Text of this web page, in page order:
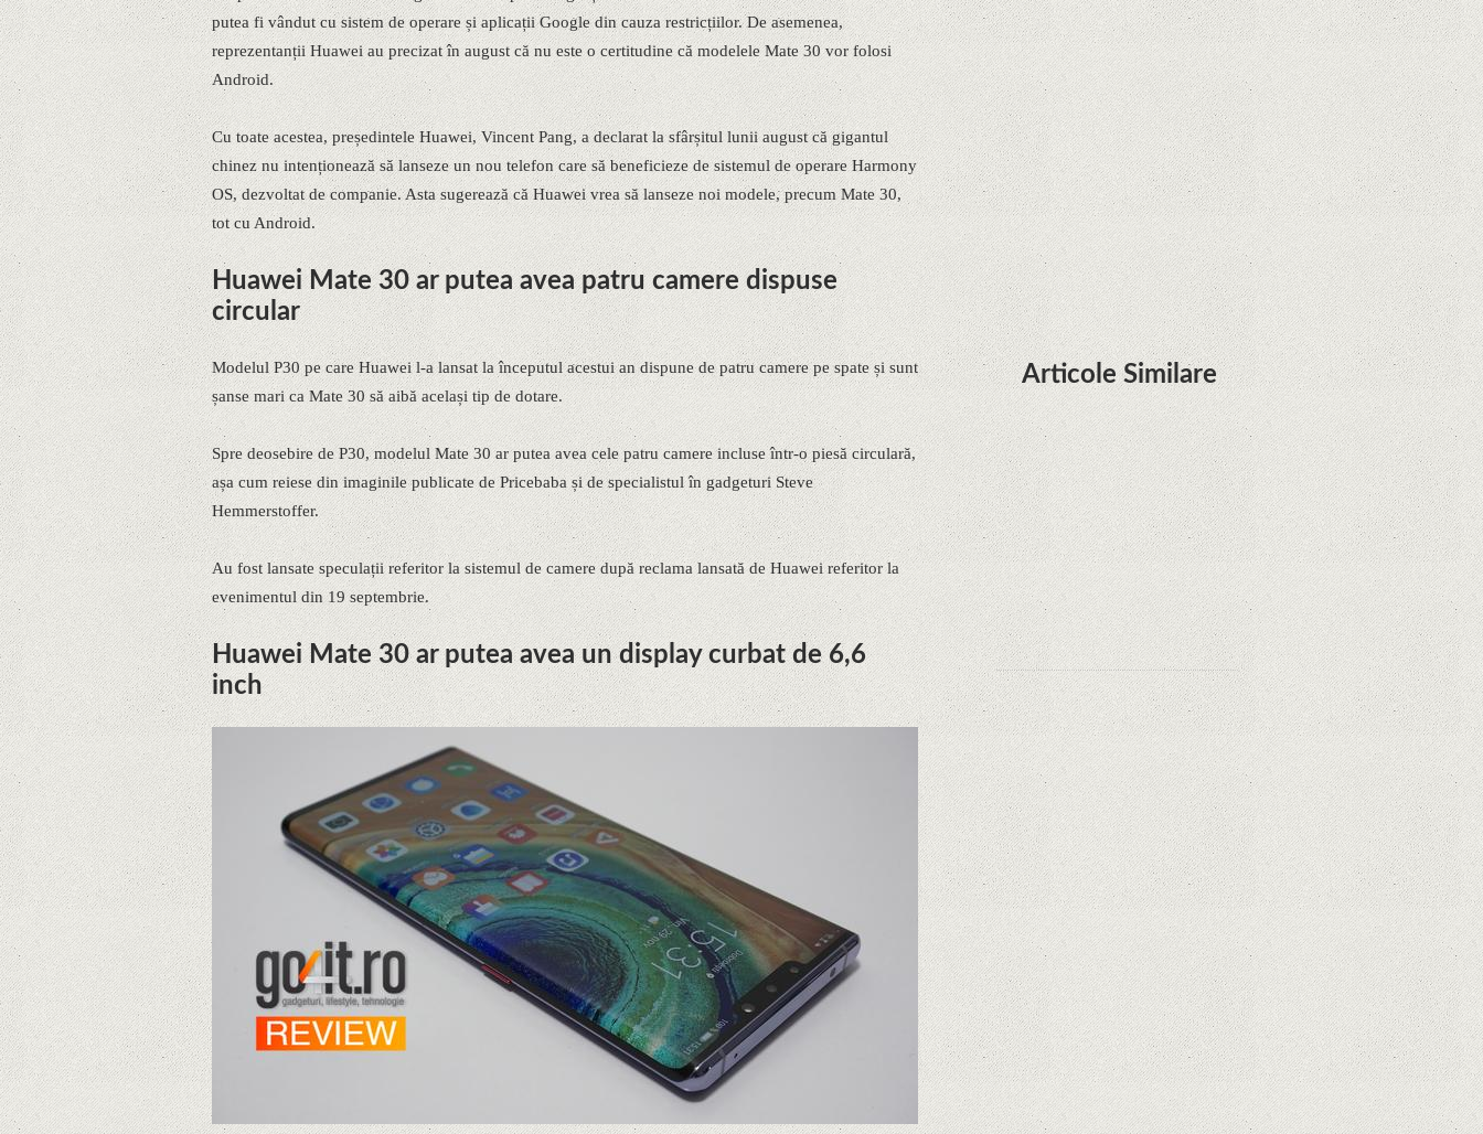
putea fi vândut cu sistem de operare și aplicații Google din cauza restricțiilor. De asemenea,
reprezentanții Huawei au precizat în august că nu este o certitudine că modelele Mate 30 vor folosi
Android.
Cu toate acestea, președintele Huawei, Vincent Pang, a declarat la sfârșitul lunii august că gigantul
chinez nu intenționează să lanseze un nou telefon care să beneficieze de sistemul de operare Harmony
OS, dezvoltat de companie. Asta sugerează că Huawei vrea să lanseze noi modele, precum Mate 30,
tot cu Android.
Huawei Mate 30 ar putea avea patru camere dispuse
circular
Modelul P30 pe care Huawei l-a lansat la începutul acestui an dispune de patru camere pe spate și sunt
șanse mari ca Mate 30 să aibă același tip de dotare.
Spre deosebire de P30, modelul Mate 30 ar putea avea cele patru camere incluse într-o piesă circulară,
așa cum reiese din imaginile publicate de Pricebaba și de specialistul în gadgeturi Steve
Hemmerstoffer.
Au fost lansate speculații referitor la sistemul de camere după reclama lansată de Huawei referitor la
evenimentul din 19 septembrie.
Huawei Mate 30 ar putea avea un display curbat de 6,6
inch
Zvon: aplicațiile Google nu se mai
pot instala pe terminalele Huawei
cu procesoare Kirin
Huawei P50 primeşte o posibilă
dată de lansare şi e mai curând
decât credeam; Are cameră
telephoto cu zoom optic variabil
Articole Similare